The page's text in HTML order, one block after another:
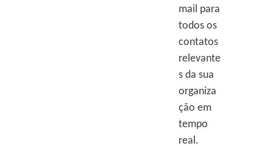
mail para
todos os
contatos
relevante
s da sua
organiza
ção em
tempo
real.